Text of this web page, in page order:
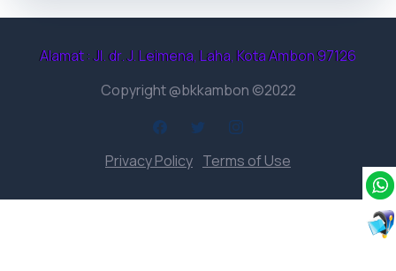
Alamat : Jl. dr. J. Leimena, Laha, Kota Ambon 97126
Copyright @bkkambon ©2022
Privacy Policy Terms of Use